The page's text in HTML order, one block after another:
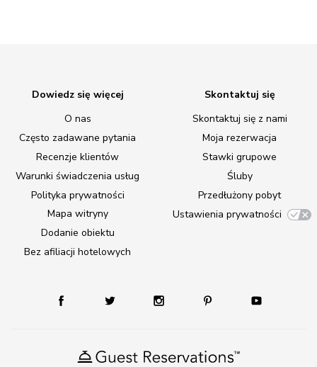
Dowiedz się więcej
O nas
Często zadawane pytania
Recenzje klientów
Warunki świadczenia usług
Polityka prywatności
Mapa witryny
Dodanie obiektu
Bez afiliacji hotelowych
Skontaktuj się
Skontaktuj się z nami
Moja rezerwacja
Stawki grupowe
Śluby
Przedłużony pobyt
Ustawienia prywatności